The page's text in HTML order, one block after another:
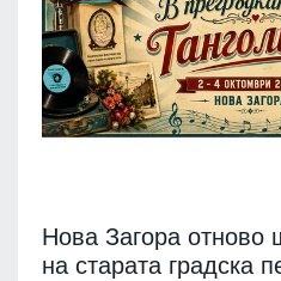
Нова Загора отново
на старата градска